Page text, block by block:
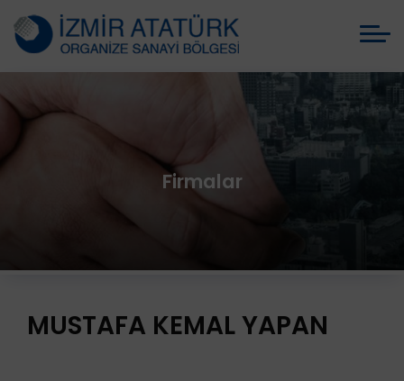
Firmalar
MUSTAFA KEMAL YAPAN